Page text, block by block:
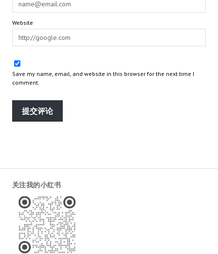
Website
Save my name, email, and website in this browser for the next time I
comment.
关注我的小红书